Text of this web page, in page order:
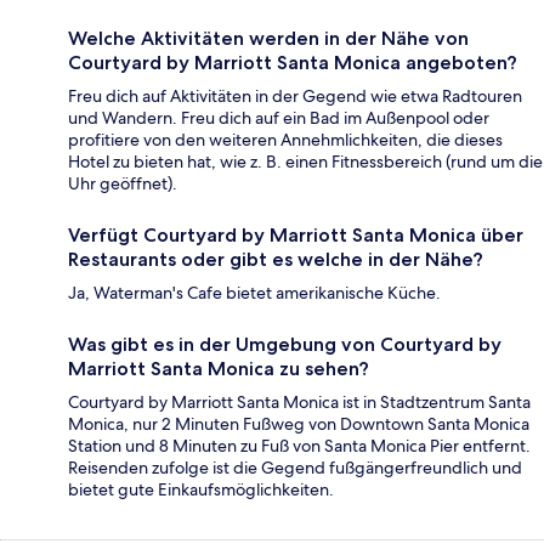
Welche Aktivitäten werden in der Nähe von
Courtyard by Marriott Santa Monica angeboten?
Freu dich auf Aktivitäten in der Gegend wie etwa Radtouren
und Wandern. Freu dich auf ein Bad im Außenpool oder
profitiere von den weiteren Annehmlichkeiten, die dieses
Hotel zu bieten hat, wie z. B. einen Fitnessbereich (rund um die
Uhr geöffnet).
Verfügt Courtyard by Marriott Santa Monica über
Restaurants oder gibt es welche in der Nähe?
Ja, Waterman's Cafe bietet amerikanische Küche.
Was gibt es in der Umgebung von Courtyard by
Marriott Santa Monica zu sehen?
Courtyard by Marriott Santa Monica ist in Stadtzentrum Santa
Monica, nur 2 Minuten Fußweg von Downtown Santa Monica
Station und 8 Minuten zu Fuß von Santa Monica Pier entfernt.
Reisenden zufolge ist die Gegend fußgängerfreundlich und
bietet gute Einkaufsmöglichkeiten.